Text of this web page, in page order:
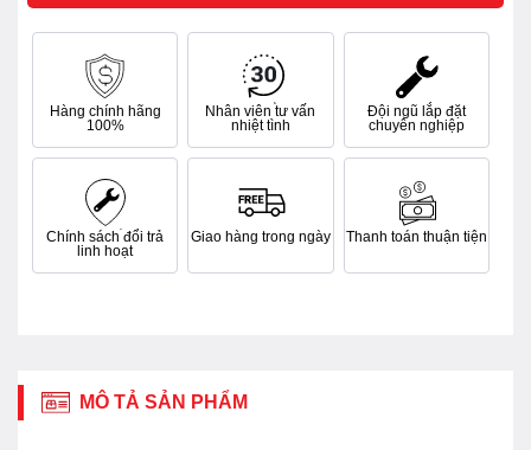
Hàng chính hãng
100%
Nhân viên tư vấn
nhiệt tình
Đội ngũ lắp đặt
chuyên nghiệp
Chính sách đổi trả
linh hoạt
Giao hàng trong ngày Thanh toán thuận tiện
MÔ TẢ SẢN PHẨM